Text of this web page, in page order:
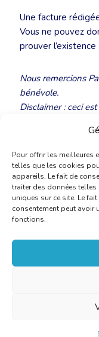
Pour offrir les meilleures
telles que les cookies
appareils. Le fait de
traiter des données
uniques sur ce site. Le
consentement peut avoir
fonctions.
Une facture
Vous ne pouvez
prouver l’existence
Nous remercions
bénévole.
Disclaimer : ceci
juridique concret